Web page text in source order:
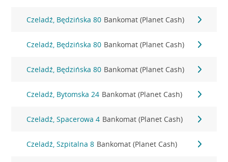
Czeladź, Będzińska 80 Bankomat (Planet Cash)
Czeladź, Będzińska 80 Bankomat (Planet Cash)
Czeladź, Będzińska 80 Bankomat (Planet Cash)
Czeladź, Bytomska 24 Bankomat (Planet Cash)
Czeladź, Spacerowa 4 Bankomat (Planet Cash)
Czeladź, Szpitalna 8 Bankomat (Planet Cash)